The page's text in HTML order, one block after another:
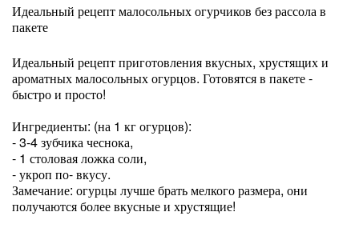
Идеальный рецепт малосольных огурчиков без рассола в
пакете
Идеальный рецепт приготовления вкусных, хрустящих и
ароматных малосольных огурцов. Готовятся в пакете -
быстро и просто!
Ингредиенты: (на 1 кг огурцов):
- 3-4 зубчика чеснока,
- 1 столовая ложка соли,
- укроп по- вкусу.
Замечание: огурцы лучше брать мелкого размера, они
получаются более вкусные и хрустящие!